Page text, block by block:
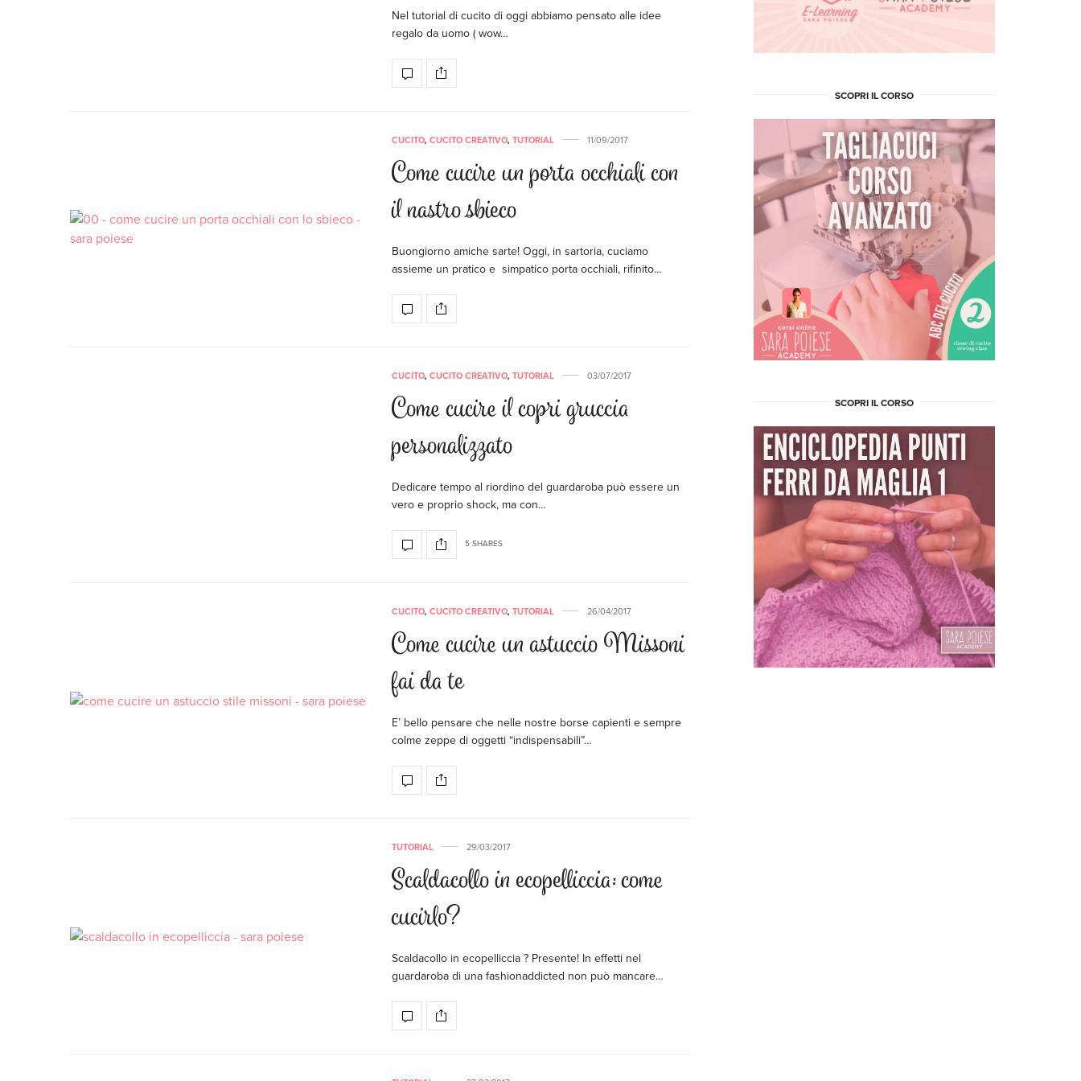
Nel tutorial di cucito di oggi abbiamo pensato alle idee
regalo da uomo ( wow…
CUCITO, CUCITO CREATIVO, TUTORIAL 11/09/2017
Come cucire un porta occhiali con
il nastro sbieco
Buongiorno amiche sarte! Oggi, in sartoria, cuciamo
assieme un pratico e simpatico porta occhiali, rifinito…
CUCITO, CUCITO CREATIVO, TUTORIAL 03/07/2017
Come cucire il copri gruccia
personalizzato
Dedicare tempo al riordino del guardaroba può essere un
vero e proprio shock, ma con…
5 SHARES
CUCITO, CUCITO CREATIVO, TUTORIAL 26/04/2017
Come cucire un astuccio Missoni
fai da te
E’ bello pensare che nelle nostre borse capienti e sempre
colme zeppe di oggetti “indispensabili”…
TUTORIAL 29/03/2017
Scaldacollo in ecopelliccia: come
cucirlo?
Scaldacollo in ecopelliccia ? Presente! In effetti nel
guardaroba di una fashionaddicted non può mancare…
SCOPRI IL CORSO
SCOPRI IL CORSO